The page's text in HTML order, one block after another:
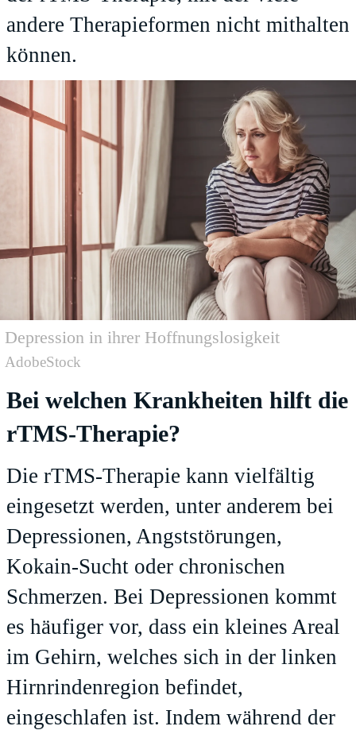
andere Therapieformen nicht mithalten
können.
Depression in ihrer Hoffnungslosigkeit
AdobeStock
Bei welchen Krankheiten hilft die
rTMS-Therapie?
Die rTMS-Therapie kann vielfältig
eingesetzt werden, unter anderem bei
Depressionen, Angststörungen,
Kokain-Sucht oder chronischen
Schmerzen. Bei Depressionen kommt
es häufiger vor, dass ein kleines Areal
im Gehirn, welches sich in der linken
Hirnrindenregion befindet,
eingeschlafen ist. Indem während der